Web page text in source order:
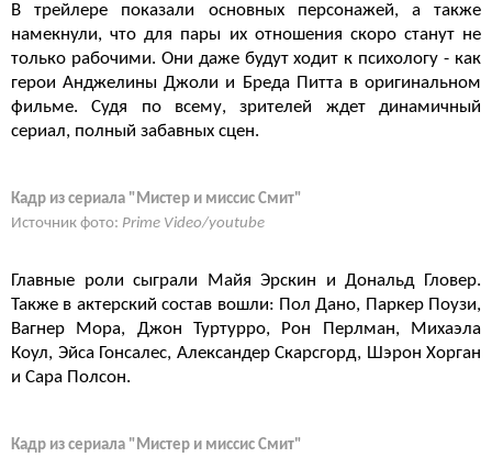
В трейлере показали основных персонажей, а также
намекнули, что для пары их отношения скоро станут не
только рабочими. Они даже будут ходит к психологу - как
герои Анджелины Джоли и Бреда Питта в оригинальном
фильме. Судя по всему, зрителей ждет динамичный
сериал, полный забавных сцен.
Кадр из сериала "Мистер и миссис Смит"
Источник фото: Prime Video/youtube
Главные роли сыграли Майя Эрскин и Дональд Гловер.
Также в актерский состав вошли: Пол Дано, Паркер Поузи,
Вагнер Мора, Джон Туртурро, Рон Перлман, Михаэла
Коул, Эйса Гонсалес, Александер Скарсгорд, Шэрон Хорган
и Сара Полсон.
Кадр из сериала "Мистер и миссис Смит"